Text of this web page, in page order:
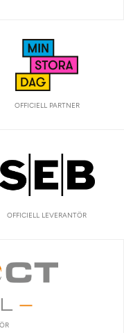
OFFICIELL PARTNER
OFFICIELL LEVERANTÖR